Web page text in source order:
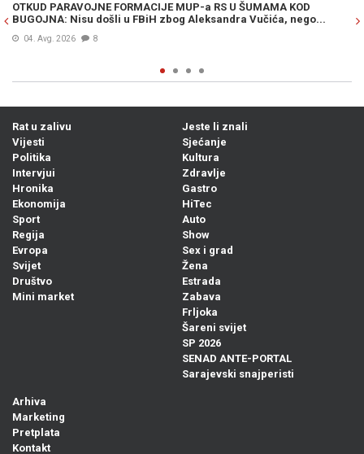
OTKUD PARAVOJNE FORMACIJE MUP-a RS U ŠUMAMA KOD
BUGOJNA: Nisu došli u FBiH zbog Aleksandra Vučića, nego...
04. Avg. 2026 8
Rat u zalivu
Vijesti
Politika
Intervjui
Hronika
Ekonomija
Sport
Regija
Evropa
Svijet
Društvo
Mini market
Jeste li znali
Sjećanje
Kultura
Zdravlje
Gastro
HiTec
Auto
Show
Sex i grad
Žena
Estrada
Zabava
Frljoka
Šareni svijet
SP 2026
SENAD ANTE-PORTAL
Sarajevski snajperisti
Arhiva
Marketing
Pretplata
Kontakt